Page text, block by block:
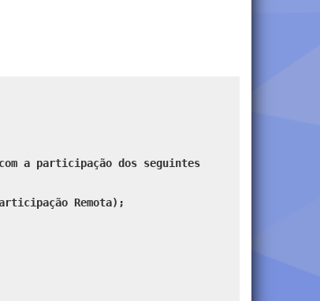
a participação dos seguintes
Remota);